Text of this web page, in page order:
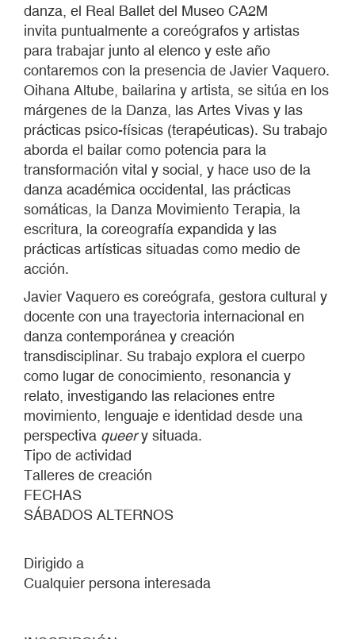
danza, el Real Ballet del Museo CA2M
invita puntualmente a coreógrafos y artistas
para trabajar junto al elenco y este año
contaremos con la presencia de Javier Vaquero.
Oihana Altube, bailarina y artista, se sitúa en los
márgenes de la Danza, las Artes Vivas y las
prácticas psico-físicas (terapéuticas). Su trabajo
aborda el bailar como potencia para la
transformación vital y social, y hace uso de la
danza académica occidental, las prácticas
somáticas, la Danza Movimiento Terapia, la
escritura, la coreografía expandida y las
prácticas artísticas situadas como medio de
acción.
Javier Vaquero es coreógrafa, gestora cultural y
docente con una trayectoria internacional en
danza contemporánea y creación
transdisciplinar. Su trabajo explora el cuerpo
como lugar de conocimiento, resonancia y
relato, investigando las relaciones entre
movimiento, lenguaje e identidad desde una
perspectiva queery situada.
Tipo de actividad
Talleres de creación
FECHAS
SÁBADOS ALTERNOS
Dirigido a
Cualquier persona interesada